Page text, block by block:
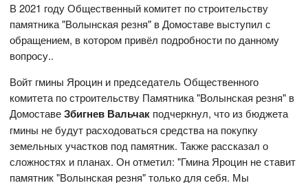
В 2021 году Общественный комитет по строительству
памятника "Волынская резня" в Домоставе выступил с
обращением, в котором привёл подробности по данному
вопросу..
Войт гмины Яроцин и председатель Общественного
комитета по строительству Памятника "Волынская резня" в
ДомоставеЗбигнев Вальчак подчеркнул, что из бюджета
гмины не будут расходоваться средства на покупку
земельных участков под памятник. Также рассказал о
сложностях и планах. Он отметил: "Гмина Яроцин не ставит
памятник "Волынская резня" только для себя. Мы